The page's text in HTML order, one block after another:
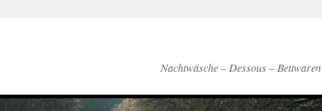
Nachtwäsche – Dessous – Bettwaren